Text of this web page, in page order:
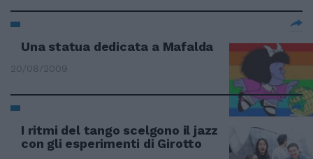
Una statua dedicata a Mafalda
20/08/2009
I ritmi del tango scelgono il jazz
con gli esperimenti di Girotto